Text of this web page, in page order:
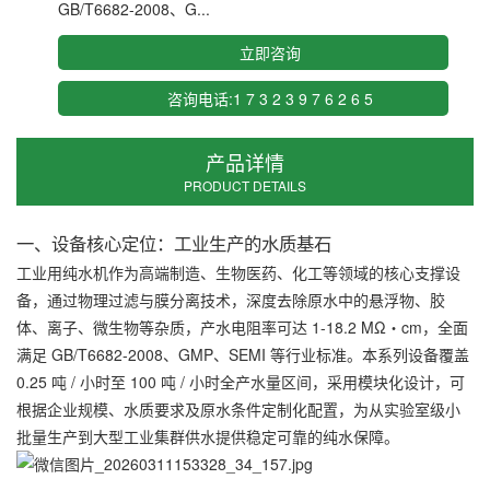
GB/T6682-2008、G...
立即咨询
咨询电话:1 7 3 2 3 9 7 6 2 6 5
产品详情
PRODUCT DETAILS
一、设备核心定位：工业生产的水质基石
工业用纯水机作为高端制造、生物医药、化工等领域的核心支撑设
备，通过物理过滤与膜分离技术，深度去除原水中的悬浮物、胶
体、离子、微生物等杂质，产水电阻率可达 1-18.2 MΩ・cm，全面
满足 GB/T6682-2008、GMP、SEMI 等行业标准。本系列设备覆盖
0.25 吨 / 小时至 100 吨 / 小时全产水量区间，采用模块化设计，可
根据企业规模、水质要求及原水条件定制化配置，为从实验室级小
批量生产到大型工业集群供水提供稳定可靠的纯水保障。